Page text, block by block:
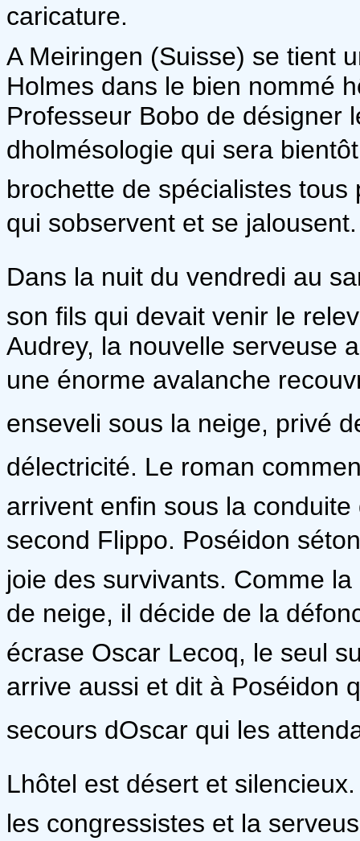
caricature.
A Meiringen (Suisse) se tient
Holmes dans le bien nommé
Professeur Bobo de désigner
dholmésologie qui sera
brochette de spécialistes
qui sobservent et se jalousent.
Dans la nuit du vendredi au
son fils qui devait venir le
Audrey, la nouvelle serveuse
une énorme avalanche
enseveli sous la neige, privé
délectricité. Le roman
arrivent enfin sous la
second Flippo. Poséidon
joie des survivants. Comme
de neige, il décide de la
écrase Oscar Lecoq, le seul
arrive aussi et dit à Poséidon
secours dOscar qui les
Lhôtel est désert et
les congressistes et la